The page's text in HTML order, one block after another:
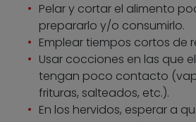
Pelar y cortar el alimento
prepararlo y/o consumirlo.
Emplear tiempos cortos de
Usar cocciones en las que
tengan poco contacto
frituras, salteados, etc.).
En los hervidos, esperar a